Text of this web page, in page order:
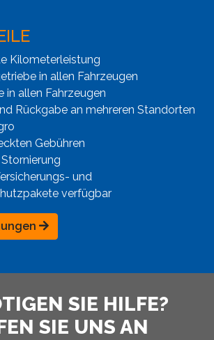
Kilometerleistung
in allen Fahrzeugen
in allen Fahrzeugen
Rückgabe an mehreren Standorten
Gebühren
und
verfügbar
SIE HILFE?
SIE UNS AN